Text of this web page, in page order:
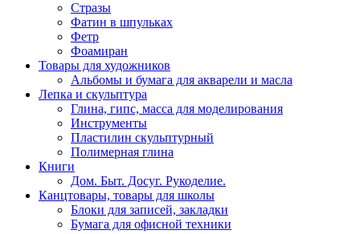
Стразы
Фатин в шпульках
Фетр
Фоамиран
Товары для художников
Альбомы и бумага для акварели и масла
Лепка и скульптура
Глина, гипс, масса для моделирования
Инструменты
Пластилин скульптурный
Полимерная глина
Книги
Дом. Быт. Досуг. Рукоделие.
Канцтовары, товары для школы
Блоки для записей, закладки
Бумага для офисной техники